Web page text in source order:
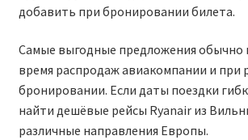
Аликанте
Барселона
добавить при бронировании билета.
Самые выгодные предложения обычно
время распродаж авиакомпании и при
бронировании. Если даты поездки
найти дешёвые рейсы Ryanair из
различные направления Европы.